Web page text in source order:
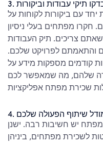
בדקו תיקי עבודות וביקורות
יחד עם ביקורות לקוחות על
מפתחים בעלי ניסיון
צריכים. תיק העבודות
והתאמתם לפרויקט שלכם.
קודמים מספקות מידע על
שלהם, מה שמאפשר לכם
מודל שיתוף הפעולה שלכם
יש חשיבות רבה. ישנן